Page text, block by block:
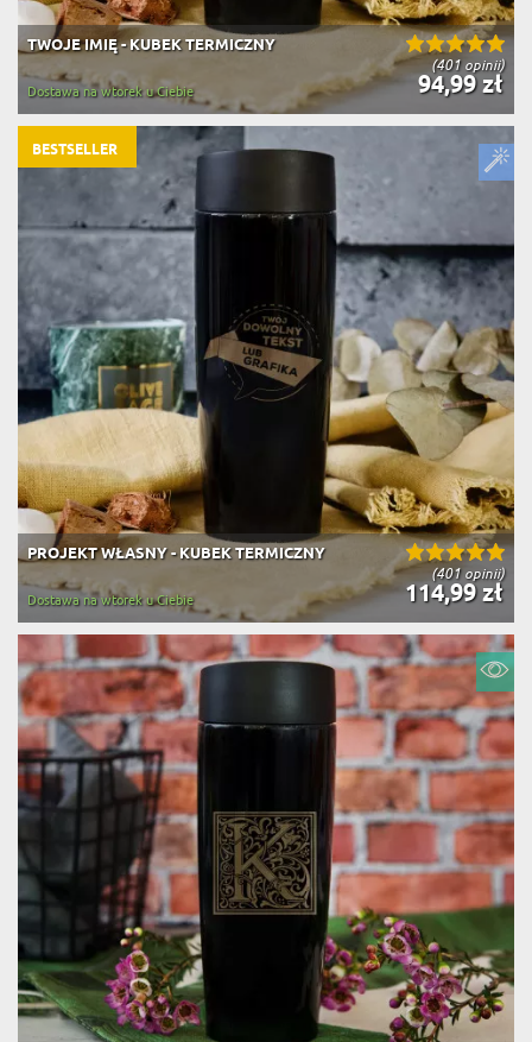
(401 opinii)
TWOJE IMIĘ - KUBEK TERMICZNY
94,99 zł
Dostawa na wtorek u Ciebie
(401 opinii)
PROJEKT WŁASNY - KUBEK TERMICZNY
114,99 zł
Dostawa na wtorek u Ciebie
BESTSELLER